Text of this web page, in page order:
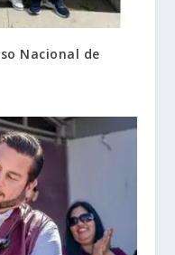
Nacional de